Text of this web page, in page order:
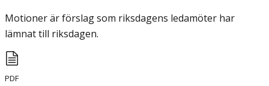
Motioner är förslag som riksdagens ledamöter har
lämnat till riksdagen.
PDF